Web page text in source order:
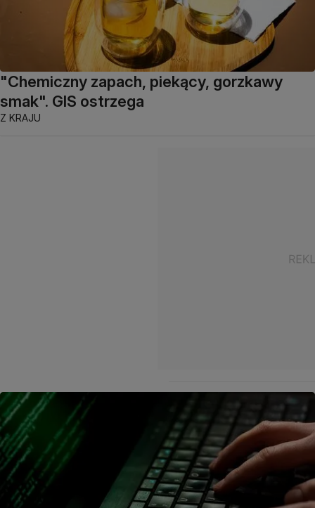
"Chemiczny zapach, piekący, gorzkawy
smak". GIS ostrzega
Z KRAJU